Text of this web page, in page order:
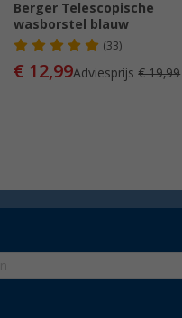
Berger Telescopische
wasborstel blauw
(33)
€ 12,99Adviesprijs€ 19,99